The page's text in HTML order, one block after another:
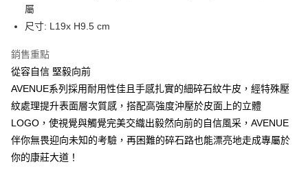
相關說明
【大哥付你分期使用說明】
2.付款方式選擇「大哥付你分期」，訂單成立後會自動跳轉到大哥付的交易
成交易。
3.實際核准額度、可分期數及費用金額請依後續交易確認頁面所載為準。
4.訂單成立30分鐘內，如未前往確認交易或遇審核未通過，訂單將自動取
消。如遇「轉專審核」未通過狀況，表示未達大哥付你分期系統評分，恕無
法說明評估內容。
【繳款方式說明】
醒簡訊。
相關說明
【關於「AFTEE先享後付」】
便利好安心！
１．簡單：不需註冊會員、不需綁卡、不需儲值。
２．便利：只要手機號碼，簡訊認證，即可結帳。
３．安心：先確認商品／服務後，再付款。
【「AFTEE先享後付」結帳流程】
ATM付款
運送方式
付款後全家取貨
每筆NT$70，滿NT$899(含以上)免運費
屬
尺寸: L19x H9.5 cm
銷售重點
從容自信 堅毅向前
AVENUE系列採用耐用性佳且手感扎實的細碎石紋牛皮，經特殊壓
紋處理提升表面層次質感，搭配高強度沖壓於皮面上的立體
LOGO，使視覺與觸覺完美交織出毅然向前的自信風采，AVENUE
伴你無畏迎向未知的考驗，再困難的碎石路也能漂亮地走成專屬於
你的康莊大道！